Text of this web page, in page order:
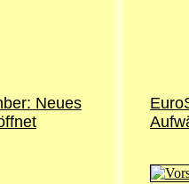
Neues